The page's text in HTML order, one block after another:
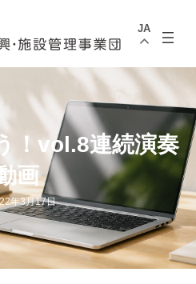
JA
！vol.8連続演奏
画
年3月17日